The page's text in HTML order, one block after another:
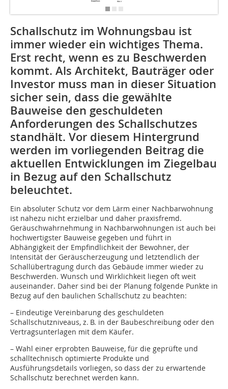
Schallschutz im Wohnungsbau ist
immer wieder ein wichtiges Thema.
Erst recht, wenn es zu Beschwerden
kommt. Als Architekt, Bauträger oder
Investor muss man in dieser Situation
sicher sein, dass die gewählte
Bauweise den geschuldeten
Anforderungen des Schallschutzes
standhält. Vor diesem Hintergrund
werden im vorliegenden Beitrag die
aktuellen Entwicklungen im Ziegelbau
in Bezug auf den Schallschutz
beleuchtet.
Ein absoluter Schutz vor dem Lärm einer Nachbarwohnung
ist nahezu nicht erzielbar und daher praxisfremd.
Geräuschwahrnehmung in Nachbarwohnungen ist auch bei
hochwertigster Bauweise gegeben und führt in
Abhängigkeit der Empfindlichkeit der Bewohner, der
Intensität der Geräuscherzeugung und letztendlich der
Schallübertragung durch das Gebäude immer wieder zu
Beschwerden. Wunsch und Wirklichkeit liegen oft weit
auseinander. Daher sind bei der Planung folgende Punkte in
Bezug auf den baulichen Schallschutz zu beachten:
– Eindeutige Vereinbarung des geschulde­ten
Schallschutzniveaus, z. B. in der Bau­beschreibung oder den
Vertragsunterlagen mit dem Käufer.
– Wahl einer erprobten Bauweise, für die geprüfte und
schalltechnisch optimierte Produkte und
Ausführungsdetails vorliegen, so dass der zu erwartende
Schallschutz berechnet werden kann.